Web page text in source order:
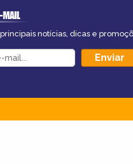
MAIL
notícias, dicas e